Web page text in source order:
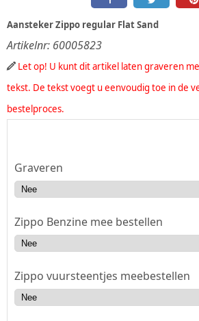
Aansteker Zippo regular Flat Sand
Artikelnr: 60005823
Let op! U kunt dit artikel laten graveren
tekst. De tekst voegt u eenvoudig toe in de
bestelproces.
Graveren
Zippo Benzine mee bestellen
Zippo vuursteentjes meebestellen